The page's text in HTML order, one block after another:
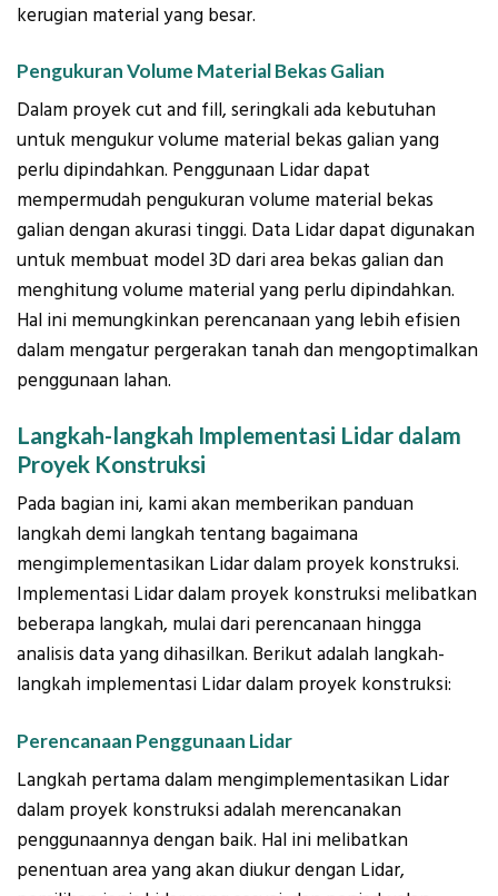
kerugian material yang besar.
Pengukuran Volume Material Bekas Galian
Dalam proyek cut and fill, seringkali ada kebutuhan
untuk mengukur volume material bekas galian yang
perlu dipindahkan. Penggunaan Lidar dapat
mempermudah pengukuran volume material bekas
galian dengan akurasi tinggi. Data Lidar dapat digunakan
untuk membuat model 3D dari area bekas galian dan
menghitung volume material yang perlu dipindahkan.
Hal ini memungkinkan perencanaan yang lebih efisien
dalam mengatur pergerakan tanah dan mengoptimalkan
penggunaan lahan.
Langkah-langkah Implementasi Lidar dalam
Proyek Konstruksi
Pada bagian ini, kami akan memberikan panduan
langkah demi langkah tentang bagaimana
mengimplementasikan Lidar dalam proyek konstruksi.
Implementasi Lidar dalam proyek konstruksi melibatkan
beberapa langkah, mulai dari perencanaan hingga
analisis data yang dihasilkan. Berikut adalah langkah-
langkah implementasi Lidar dalam proyek konstruksi:
Perencanaan Penggunaan Lidar
Langkah pertama dalam mengimplementasikan Lidar
dalam proyek konstruksi adalah merencanakan
penggunaannya dengan baik. Hal ini melibatkan
penentuan area yang akan diukur dengan Lidar,